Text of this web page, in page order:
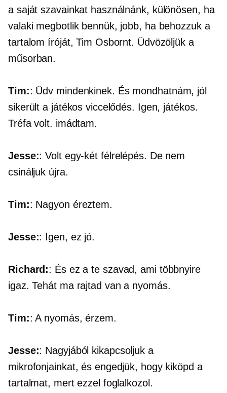
a saját szavainkat használnánk, különösen, ha
valaki megbotlik bennük, jobb, ha behozzuk a
tartalom íróját, Tim Osbornt. Üdvözöljük a
műsorban.
Tim:: Üdv mindenkinek. És mondhatnám, jól
sikerült a játékos viccelődés. Igen, játékos.
Tréfa volt. imádtam.
Jesse:: Volt egy-két félrelépés. De nem
csináljuk újra.
Tim:: Nagyon éreztem.
Jesse:: Igen, ez jó.
Richard:: És ez a te szavad, ami többnyire
igaz. Tehát ma rajtad van a nyomás.
Tim:: A nyomás, érzem.
Jesse:: Nagyjából kikapcsoljuk a
mikrofonjainkat, és engedjük, hogy kiköpd a
tartalmat, mert ezzel foglalkozol.